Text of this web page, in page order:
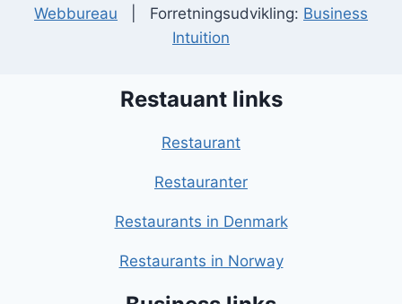
Webbureau | Forretningsudvikling: Business
Intuition
Restauant links
Restaurant
Restauranter
Restaurants in Denmark
Restaurants in Norway